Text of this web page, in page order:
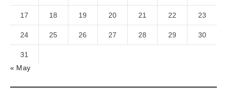
17 18 19 20 21 22 23
24 25 26 27 28 29 30
31
« May